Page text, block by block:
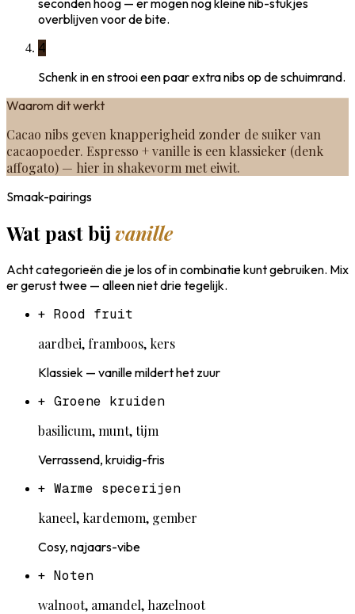
overblijven voor de bite.
4
Schenk in en strooi een paar extra nibs op de schuimrand.
Waarom dit werkt
Cacao nibs geven knapperigheid zonder de suiker van
cacaopoeder. Espresso + vanille is een klassieker (denk
affogato) — hier in shakevorm met eiwit.
Smaak-pairings
Wat past bijvanille
Acht categorieën die je los of in combinatie kunt gebruiken. Mix
er gerust twee — alleen niet drie tegelijk.
+ Rood fruit
aardbei, framboos, kers
Klassiek — vanille mildert het zuur
+ Groene kruiden
basilicum, munt, tijm
Verrassend, kruidig-fris
+ Warme specerijen
kaneel, kardemom, gember
Cosy, najaars-vibe
+ Noten
walnoot, amandel, hazelnoot